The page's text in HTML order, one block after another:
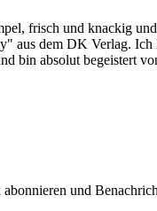
frisch und knackig
dem DK Verlag. Ich
bin absolut begeistert
und